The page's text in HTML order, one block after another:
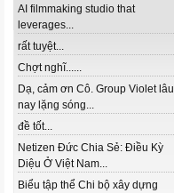
AI filmmaking studio that
leverages...
rất tuyệt...
Chợt nghĩ......
Dạ, cảm ơn Cô. Group Violet lâu
nay lặng sóng...
đề tốt...
Netizen Đức Chia Sẻ: Điều Kỳ
Diệu Ở Việt Nam...
Biểu tập thể Chi bộ xây dựng